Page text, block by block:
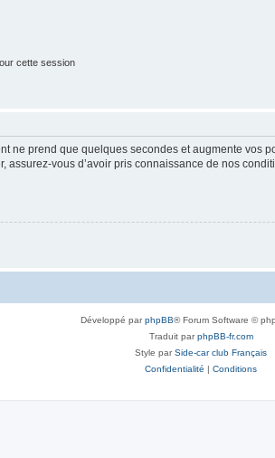
cette session
ne prend que quelques secondes et augmente vos
vous d’avoir pris connaissance de nos
Développé parphpBB® Forum Software ©
Traduit parphpBB-fr.com
Style parSide-car club Français
Confidentialité | Conditions